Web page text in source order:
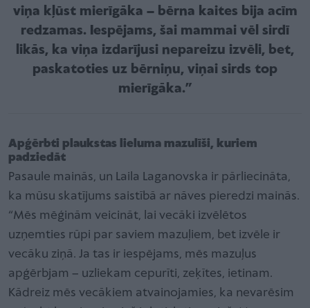
viņa kļūst mierīgāka – bērna kaites bija acīm
redzamas. Iespējams, šai mammai vēl sirdī
likās, ka viņa izdarījusi nepareizu izvēli, bet,
paskatoties uz bērniņu, viņai sirds top
mierīgāka.”
Apģērbti plaukstas lieluma mazulīši, kuriem
padziedāt
Pasaule mainās, un Laila Laganovska ir pārliecināta,
ka mūsu skatījums saistībā ar nāves pieredzi mainās.
“Mēs mēģinām veicināt, lai vecāki izvēlētos
uzņemties rūpi par saviem mazuļiem, bet izvēle ir
vecāku ziņā. Ja tas ir iespējams, mēs mazuļus
apģērbjam – uzliekam cepurīti, zeķītes, ietinam.
Kādreiz mēs vecākiem atvainojamies, ka nevarēsim